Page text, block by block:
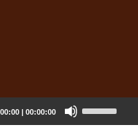
| 00:00:00
Up/Down
Arrow